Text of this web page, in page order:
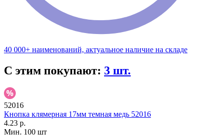
40 000+ наименований, актуальное наличие на складе
С этим покупают: 3 шт.
52016
Кнопка клямерная 17мм темная медь 52016
4.23 р.
Мин. 100 шт